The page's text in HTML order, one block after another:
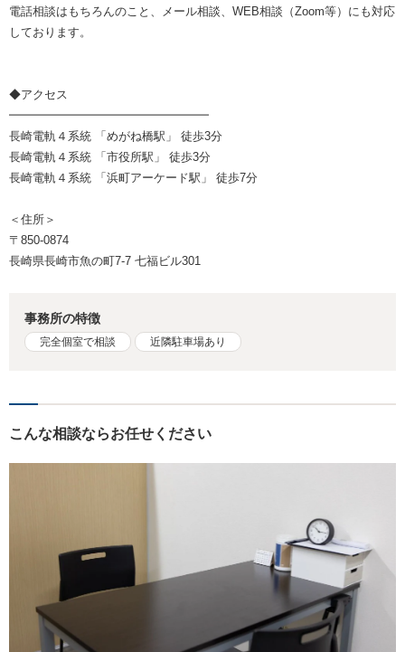
電話相談はもちろんのこと、メール相談、WEB相談（Zoom等）にも対応
しております。
◆アクセス
━━━━━━━━━━━━━━━━━
長崎電軌４系統 「めがね橋駅」 徒歩3分
長崎電軌４系統 「市役所駅」 徒歩3分
長崎電軌４系統 「浜町アーケード駅」 徒歩7分
＜住所＞
〒850-0874
長崎県長崎市魚の町7-7 七福ビル301
事務所の特徴
完全個室で相談 近隣駐車場あり
こんな相談ならお任せください